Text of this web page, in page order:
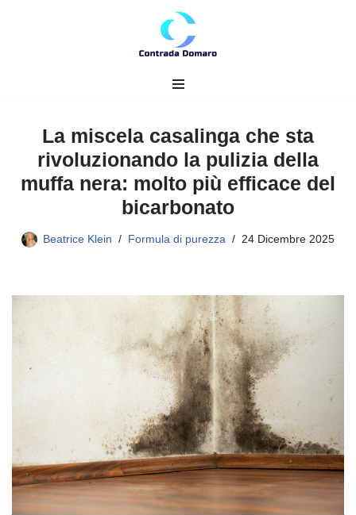
La miscela casalinga che sta
rivoluzionando la pulizia della
muffa nera: molto più efficace del
bicarbonato
Beatrice Klein Formula di purezza 24 Dicembre 2025